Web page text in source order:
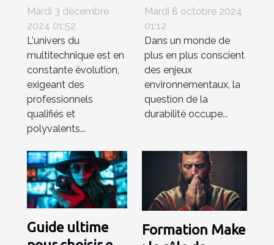
technicien
multitechnique
compétent
Mardi 3 décembre
2024 01:52
L'univers du
multitechnique est en
constante évolution,
exigeant des
professionnels
qualifiés et
polyvalents...
portables
reconditionnés
contribuent à
un avenir
durable
Mardi 8 octobre 2024
01:12
Dans un monde de
plus en plus conscient
des enjeux
environnementaux, la
question de la
durabilité occupe...
Guide ultime
Formation Make